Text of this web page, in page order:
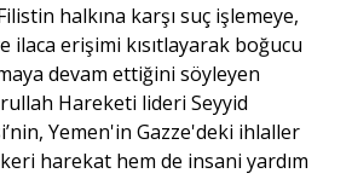
halkına karşı suç işlemeye,
ilaca erişimi kısıtlayarak boğucu
devam ettiğini söyleyen
Hareketi lideri Seyyid
Yemen'in Gazze'deki ihlaller
harekat hem de insani yardım